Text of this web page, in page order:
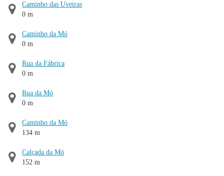
Caminho das Uveiras
0 m
Caminho da Mó
0 m
Rua da Fábrica
0 m
Rua da Mó
0 m
Caminho da Mó
134 m
Calçada da Mó
152 m